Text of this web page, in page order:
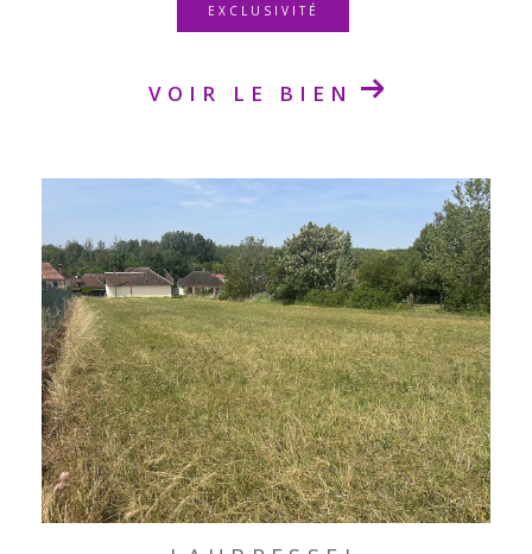
EXCLUSIVITÉ
VOIR LE BIEN